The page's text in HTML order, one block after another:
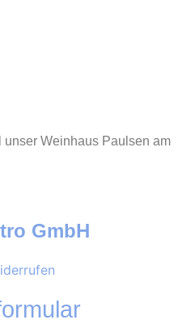
Weinhaus Paulsen am
GmbH